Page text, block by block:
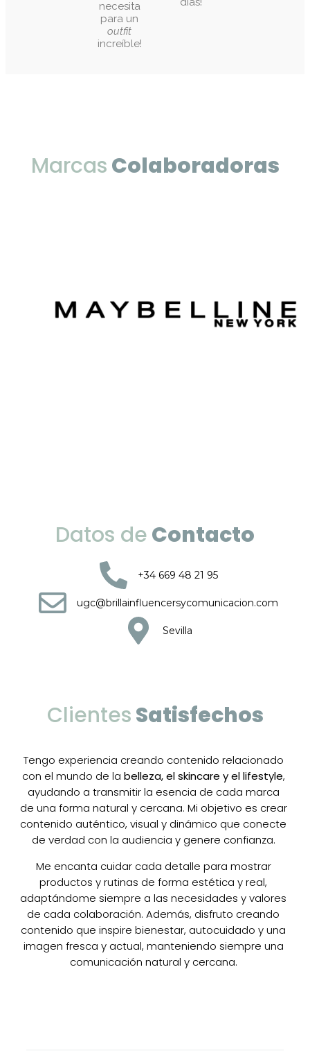
necesita
para un
outfit
increíble!
MarcasColaboradoras
Datos deContacto
+34 669 48 21 95
ugc@brillainfluencersycomunicacion.com
Sevilla
ClientesSatisfechos
Tengo experiencia creando contenido relacionado
con el mundo de la belleza, el skincare y el lifestyle,
ayudando a transmitir la esencia de cada marca
de una forma natural y cercana. Mi objetivo es crear
contenido auténtico, visual y dinámico que conecte
de verdad con la audiencia y genere confianza.
Me encanta cuidar cada detalle para mostrar
productos y rutinas de forma estética y real,
adaptándome siempre a las necesidades y valores
de cada colaboración. Además, disfruto creando
contenido que inspire bienestar, autocuidado y una
imagen fresca y actual, manteniendo siempre una
comunicación natural y cercana.